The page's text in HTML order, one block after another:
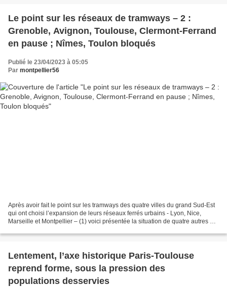
Le point sur les réseaux de tramways – 2 :
Grenoble, Avignon, Toulouse, Clermont-Ferrand
en pause ; Nîmes, Toulon bloqués
Publié le 23/04/2023 à 05:05
Par montpellier56
Après avoir fait le point sur les tramways des quatre villes du grand Sud-Est
qui ont choisi l’expansion de leurs réseaux ferrés urbains - Lyon, Nice,
Marseille et Montpellier – (1) voici présentée la situation de quatre autres qui
Lentement, l’axe historique Paris-Toulouse
reprend forme, sous la pression des
populations desservies